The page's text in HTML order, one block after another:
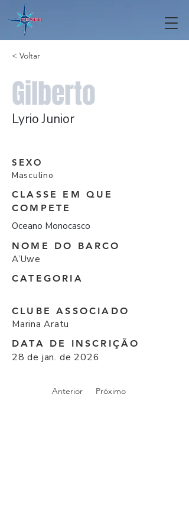
< Voltar
Gilberto
Lyrio Junior
SEXO
Masculino
CLASSE EM QUE
COMPETE
Oceano Monocasco
NOME DO BARCO
A’Uwe
CATEGORIA
CLUBE ASSOCIADO
Marina Aratu
DATA DE INSCRIÇÃO
28 de jan. de 2026
Anterior Próximo